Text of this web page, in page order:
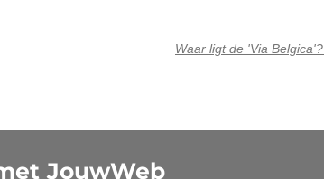
Waar ligt de 'Via Belgica'?
JouwWeb